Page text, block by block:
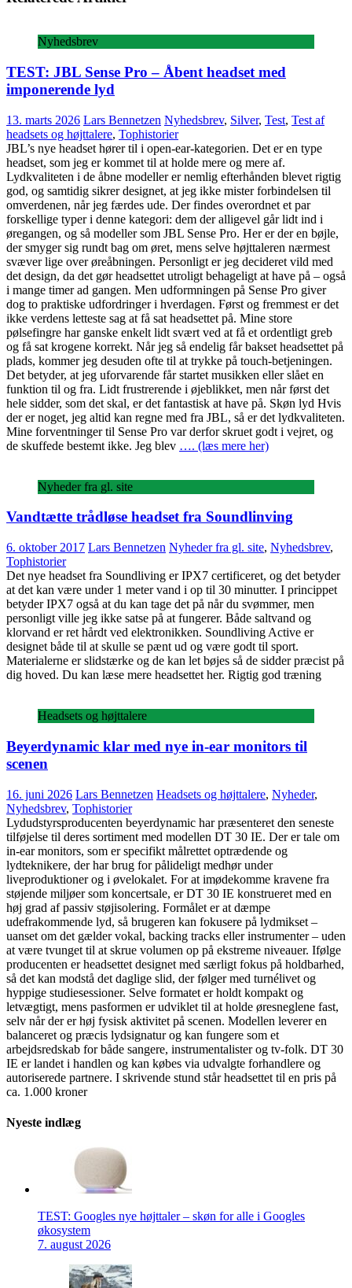
Nyhedsbrev
TEST: JBL Sense Pro – Åbent headset med
imponerende lyd
13. marts 2026 Lars Bennetzen Nyhedsbrev, Silver, Test, Test af
headsets og højttalere, Tophistorier
JBL’s nye headset hører til i open-ear-kategorien. Det er en type
headset, som jeg er kommet til at holde mere og mere af.
Lydkvaliteten i de åbne modeller er nemlig efterhånden blevet rigtig
god, og samtidig sikrer designet, at jeg ikke mister forbindelsen til
omverdenen, når jeg færdes ude. Der findes overordnet et par
forskellige typer i denne kategori: dem der alligevel går lidt ind i
øregangen, og så modeller som JBL Sense Pro. Her er der en bøjle,
der smyger sig rundt bag om øret, mens selve højttaleren nærmest
svæver lige over øreåbningen. Personligt er jeg decideret vild med
det design, da det gør headsettet utroligt behageligt at have på – også
i mange timer ad gangen. Men udformningen på Sense Pro giver
dog to praktiske udfordringer i hverdagen. Først og fremmest er det
ikke verdens letteste sag at få sat headsettet på. Mine store
pølsefingre har ganske enkelt lidt svært ved at få et ordentligt greb
og få sat krogene korrekt. Når jeg så endelig får bakset headsettet på
plads, kommer jeg desuden ofte til at trykke på touch-betjeningen.
Det betyder, at jeg uforvarende får startet musikken eller slået en
funktion til og fra. Lidt frustrerende i øjeblikket, men når først det
hele sidder, som det skal, er det fantastisk at have på. Skøn lyd Hvis
der er noget, jeg altid kan regne med fra JBL, så er det lydkvaliteten.
Mine forventninger til Sense Pro var derfor skruet godt i vejret, og
de skuffede bestemt ikke. Jeg blev …. (læs mere her)
Nyheder fra gl. site
Vandtætte trådløse headset fra Soundlinving
6. oktober 2017 Lars Bennetzen Nyheder fra gl. site, Nyhedsbrev,
Tophistorier
Det nye headset fra Soundliving er IPX7 certificeret, og det betyder
at det kan være under 1 meter vand i op til 30 minutter. I princippet
betyder IPX7 også at du kan tage det på når du svømmer, men
personligt ville jeg ikke satse på at fungerer. Både saltvand og
klorvand er ret hårdt ved elektronikken. Soundliving Active er
designet både til at skulle se pænt ud og være godt til sport.
Materialerne er slidstærke og de kan let bøjes så de sidder præcist på
dig hoved. Du kan læse mere headsettet her. Rigtig god træning
Headsets og højttalere
Beyerdynamic klar med nye in-ear monitors til
scenen
16. juni 2026 Lars Bennetzen Headsets og højttalere, Nyheder,
Nyhedsbrev, Tophistorier
Lydudstyrsproducenten beyerdynamic har præsenteret den seneste
tilføjelse til deres sortiment med modellen DT 30 IE. Der er tale om
in-ear monitors, som er specifikt målrettet optrædende og
lydteknikere, der har brug for pålideligt medhør under
liveproduktioner og i øvelokalet. For at imødekomme kravene fra
støjende miljøer som koncertsale, er DT 30 IE konstrueret med en
høj grad af passiv støjisolering. Formålet er at dæmpe
udefrakommende lyd, så brugeren kan fokusere på lydmikset –
uanset om det gælder vokal, backing tracks eller instrumenter – uden
at være tvunget til at skrue volumen op på ekstreme niveauer. Ifølge
producenten er headsettet designet med særligt fokus på holdbarhed,
så det kan modstå det daglige slid, der følger med turnélivet og
hyppige studiesessioner. Selve formatet er holdt kompakt og
letvægtigt, mens pasformen er udviklet til at holde øresneglene fast,
selv når der er høj fysisk aktivitet på scenen. Modellen leverer en
balanceret og præcis lydsignatur og kan fungere som et
arbejdsredskab for både sangere, instrumentalister og tv-folk. DT 30
IE er landet i handlen og kan købes via udvalgte forhandlere og
autoriserede partnere. I skrivende stund står headsettet til en pris på
ca. 1.000 kroner
Nyeste indlæg
TEST: Googles nye højttaler – skøn for alle i Googles
økosystem
7. august 2026